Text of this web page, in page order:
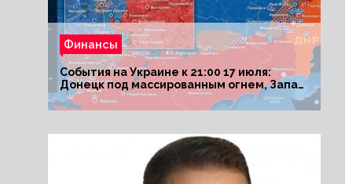
Финансы
События на Украине к 21:00 17 июля:
Донецк под массированным огнем, Запад
поставил Киеву ультиматум